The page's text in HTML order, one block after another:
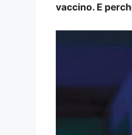
vaccino. E